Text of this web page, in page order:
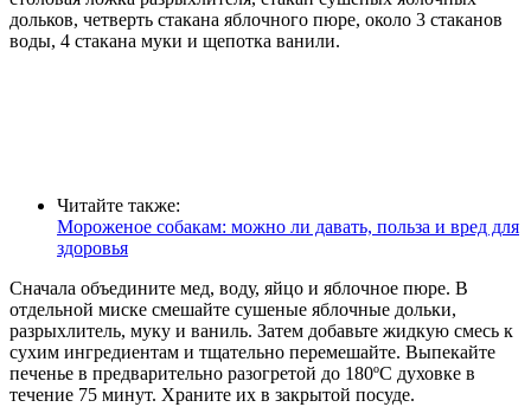
дольков, четверть стакана яблочного пюре, около 3 стаканов
воды, 4 стакана муки и щепотка ванили.
Читайте также:
Мороженое собакам: можно ли давать, польза и вред для
здоровья
Сначала объедините мед, воду, яйцо и яблочное пюре. В
отдельной миске смешайте сушеные яблочные дольки,
разрыхлитель, муку и ваниль. Затем добавьте жидкую смесь к
сухим ингредиентам и тщательно перемешайте. Выпекайте
печенье в предварительно разогретой до 180ºC духовке в
течение 75 минут. Храните их в закрытой посуде.